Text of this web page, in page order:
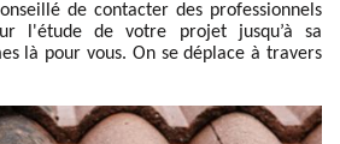
de contacter des professionnels
l'étude de votre projet jusqu’à sa
là pour vous. On se déplace à travers